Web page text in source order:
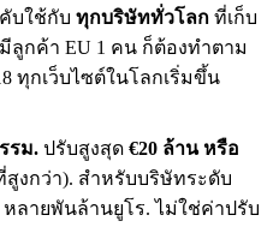
บใช้กับ ทุกบริษัททั่วโลก ที่เก็บ
กค้า EU 1 คน ก็ต้องทำตาม
ทุกเว็บไซต์ในโลกเริ่มขึ้น
รม. ปรับสูงสุด €20 ล้าน หรือ
สูงกว่า). สำหรับบริษัทระดับ
หลายพันล้านยูโร. ไม่ใช่ค่าปรับ